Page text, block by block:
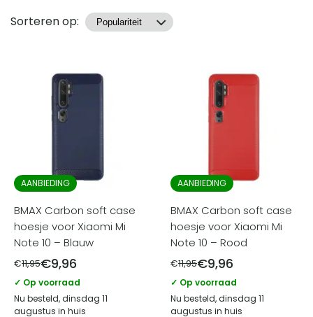
Producten
Sorteren op:
AANBIEDING
BMAX Carbon soft case
hoesje voor Xiaomi Mi
Note 10 – Blauw
€11,95€9,96
✓ Op voorraad
Nu besteld, dinsdag 11
augustus in huis
AANBIEDING
BMAX Carbon soft case
hoesje voor Xiaomi Mi
Note 10 – Rood
€11,95€9,96
✓ Op voorraad
Nu besteld, dinsdag 11
augustus in huis